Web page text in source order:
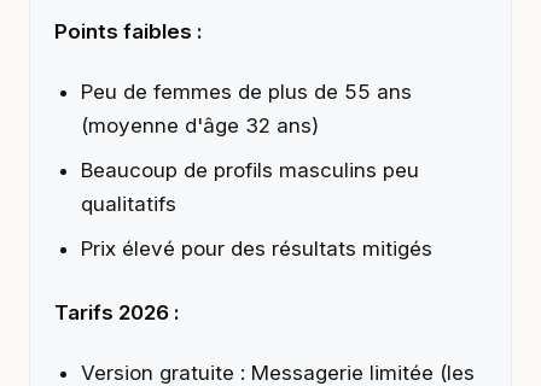
Points faibles :
Peu de femmes de plus de 55 ans
(moyenne d'âge 32 ans)
Beaucoup de profils masculins peu
qualitatifs
Prix élevé pour des résultats mitigés
Tarifs 2026 :
Version gratuite : Messagerie limitée (les